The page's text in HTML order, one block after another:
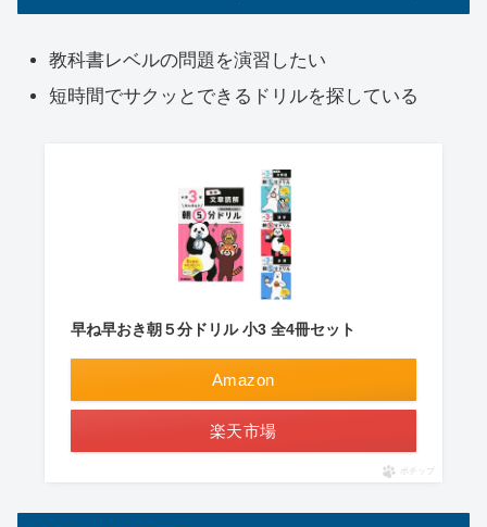
教科書レベルの問題を演習したい
短時間でサクッとできるドリルを探している
早ね早おき朝５分ドリル 小3 全4冊セット
Amazon
楽天市場
ポチップ